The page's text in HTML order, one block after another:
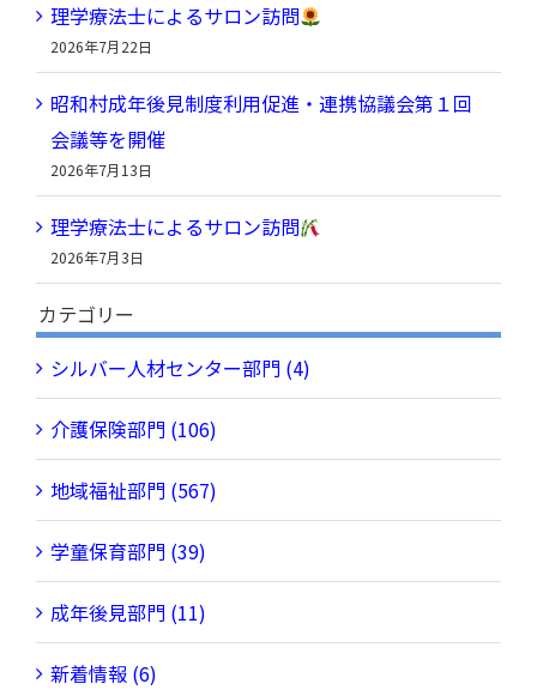
理学療法士によるサロン訪問
2026年7月22日
昭和村成年後見制度利用促進・連携協議会第１回
会議等を開催
2026年7月13日
理学療法士によるサロン訪問
2026年7月3日
カテゴリー
シルバー人材センター部門 (4)
介護保険部門 (106)
地域福祉部門 (567)
学童保育部門 (39)
成年後見部門 (11)
新着情報 (6)